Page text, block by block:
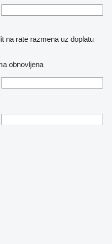
na rate razmena uz doplatu
obnovljena